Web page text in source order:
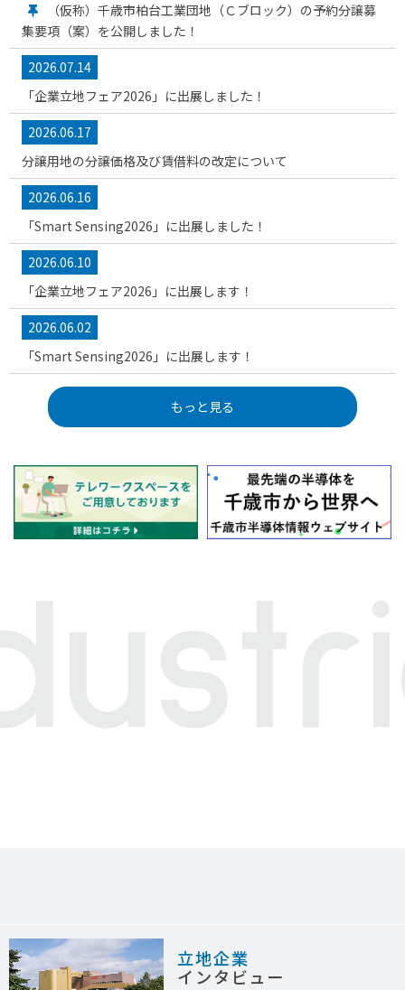
（仮称）千歳市柏台工業団地（Ｃブロック）の予約分譲募
集要項（案）を公開しました！
2026.07.14
「企業立地フェア2026」に出展しました！
2026.06.17
分譲用地の分譲価格及び賃借料の改定について
2026.06.16
「Smart Sensing2026」に出展しました！
2026.06.10
「企業立地フェア2026」に出展します！
2026.06.02
「Smart Sensing2026」に出展します！
もっと見る
立地企業
インタビュー